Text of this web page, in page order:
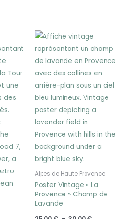
:
25,00 €
€
Alpes de Haute Provence
Poster Vintage « La
Provence » Champ de
Lavande
Plage
de
prix :
à
30,00 €